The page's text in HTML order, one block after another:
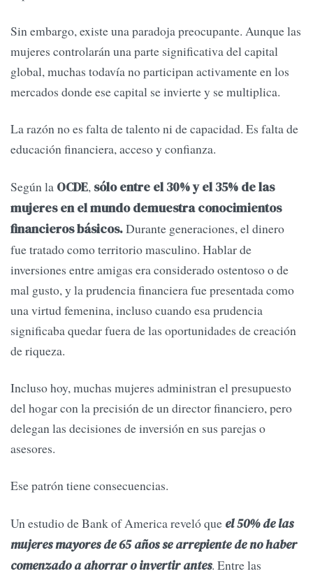
Sin embargo, existe una paradoja preocupante. Aunque las
mujeres controlarán una parte significativa del capital
global, muchas todavía no participan activamente en los
mercados donde ese capital se invierte y se multiplica.
La razón no es falta de talento ni de capacidad. Es falta de
educación financiera, acceso y confianza.
Según la OCDE, sólo entre el 30% y el 35% de las
mujeres en el mundo demuestra conocimientos
financieros básicos.Durante generaciones, el dinero
fue tratado como territorio masculino. Hablar de
inversiones entre amigas era considerado ostentoso o de
mal gusto, y la prudencia financiera fue presentada como
una virtud femenina, incluso cuando esa prudencia
significaba quedar fuera de las oportunidades de creación
de riqueza.
Incluso hoy, muchas mujeres administran el presupuesto
del hogar con la precisión de un director financiero, pero
delegan las decisiones de inversión en sus parejas o
asesores.
Ese patrón tiene consecuencias.
Un estudio de Bank of America reveló que el 50% de las
mujeres mayores de 65 años se arrepiente de no haber
comenzado a ahorrar o invertir antes. Entre las